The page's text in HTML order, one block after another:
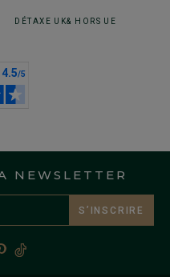
DÉTAXE UK& HORS UE
NEWSLETTER
S’INSCRIRE